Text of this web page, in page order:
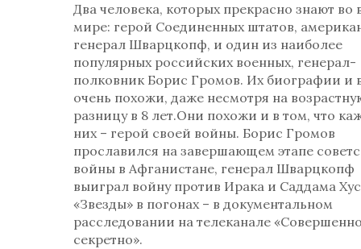
Два человека, которых прекрасно знают во
мире: герой Соединенных штатов,
генерал Шварцкопф, и один из наиболее
популярных российских военных, генерал-
полковник Борис Громов. Их биографии и
очень похожи, даже несмотря на
разницу в 8 лет.Они похожи и в том, что
них – герой своей войны. Борис Громов
прославился на завершающем этапе
войны в Афганистане, генерал Шварцкопф
выиграл войну против Ирака и Саддама
«Звезды» в погонах – в документальном
расследовании на телеканале
секретно».